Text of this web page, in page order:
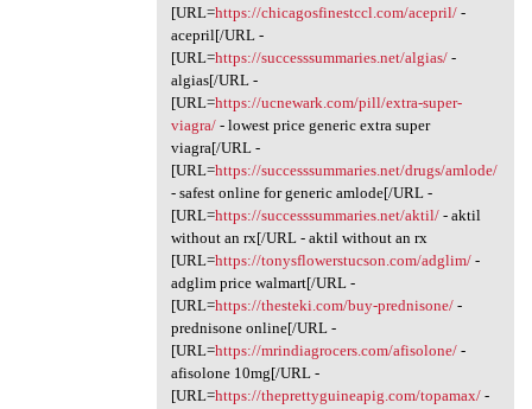
[URL=https://chicagosfinestccl.com/acepril/-
acepril[/URL -
[URL=https://successsummaries.net/algias/-
algias[/URL -
[URL=https://ucnewark.com/pill/extra-super-
viagra/- lowest price generic extra super
viagra[/URL -
[URL=https://successsummaries.net/drugs/amlode/
- safest online for generic amlode[/URL -
[URL=https://successsummaries.net/aktil/- aktil
without an rx[/URL - aktil without an rx
[URL=https://tonysflowerstucson.com/adglim/-
adglim price walmart[/URL -
[URL=https://thesteki.com/buy-prednisone/-
prednisone online[/URL -
[URL=https://mrindiagrocers.com/afisolone/-
afisolone 10mg[/URL -
[URL=https://theprettyguineapig.com/topamax/-